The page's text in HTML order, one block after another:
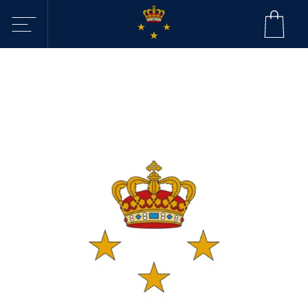
Webcam - Byggeri
Nyheder
Afdelinger